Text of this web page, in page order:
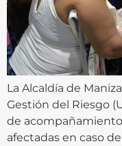
La Alcaldía de
Gestión del Riesgo
de
afectadas en caso